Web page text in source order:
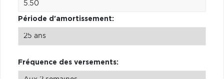
Période d'amortissement:
Fréquence des versements: